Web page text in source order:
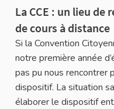
La CCE : un lieu de
de cours à distance
Si la Convention
notre première année
pas pu nous rencontrer
dispositif. La situation
élaborer le dispositif